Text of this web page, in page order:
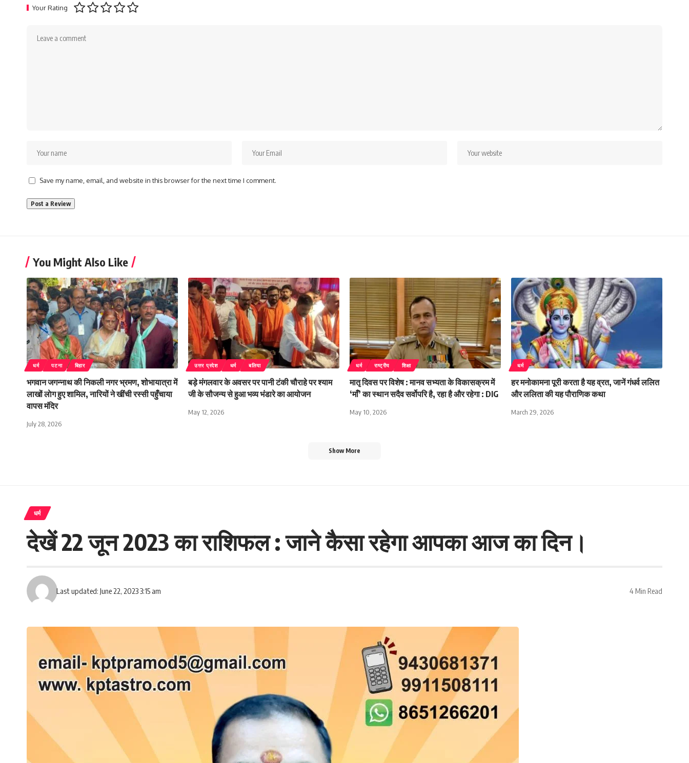
Your Rating
Save my name, email, and website in this browser for the next time I comment.
You Might Also Like
धर्म पटना बिहार
भगवान जगन्नाथ की निकली नगर भ्रमण, शोभायात्रा में
लाखों लाेग हुए शामिल, नारियों ने खींची रस्सी पहुँचाया
वापस मंदिर
July 28, 2026
उत्तर प्रदेश धर्म बलिया
बड़े मंगलवार के अवसर पर पानी टंकी चौराहे पर श्याम
जी के सौजन्य से हुआ भव्य भंडारे का आयोजन
May 12, 2026
धर्म राष्ट्रीय शिक्षा
मातृ दिवस पर विशेष : मानव सभ्यता के विकासक्रम में
‘माँ’ का स्थान सदैव सर्वोपरि है, रहा है और रहेगा : DIG
May 10, 2026
धर्म
हर मनोकामना पूरी करता है यह व्रत, जानें गंधर्व ललित
और ललिता की यह पौराणिक कथा
March 29, 2026
Show More
धर्म
देखें 22 जून 2023 का राशिफल : जाने कैसा रहेगा आपका आज का दिन।
Last updated: June 22, 2023 3:15 am 4 Min Read